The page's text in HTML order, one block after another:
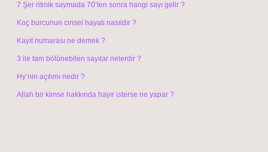
7 Şer ritmik saymada 70’ten sonra hangi sayı gelir ?
Koç burcunun cinsel hayatı nasıldır ?
Kayıt numarası ne demek ?
3 ile tam bölünebilen sayılar nelerdir ?
Hy’nin açılımı nedir ?
Allah bir kimse hakkında hayır isterse ne yapar ?